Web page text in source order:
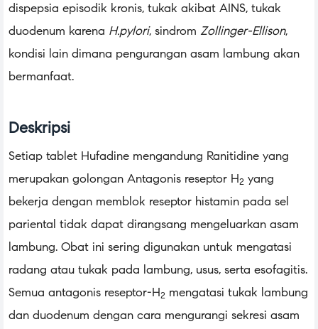
dispepsia episodik kronis, tukak akibat AINS, tukak
duodenum karena H.pylori, sindrom Zollinger-Ellison,
kondisi lain dimana pengurangan asam lambung akan
bermanfaat.
Deskripsi
Setiap tablet Hufadine mengandung Ranitidine yang
merupakan golongan Antagonis reseptor H2 yang
bekerja dengan memblok reseptor histamin pada sel
pariental tidak dapat dirangsang mengeluarkan asam
lambung. Obat ini sering digunakan untuk mengatasi
radang atau tukak pada lambung, usus, serta esofagitis.
Semua antagonis reseptor-H2 mengatasi tukak lambung
dan duodenum dengan cara mengurangi sekresi asam